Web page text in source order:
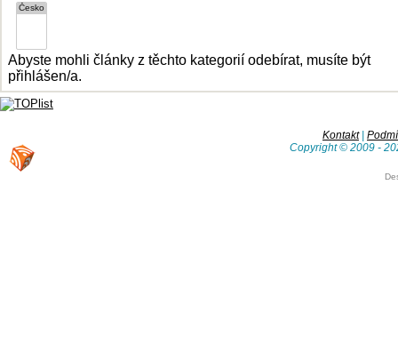
Abyste mohli články z těchto kategorií odebírat, musíte být
přihlášen/a.
Kontakt|
Copyright © 2009 -